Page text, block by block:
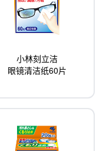
小林刻立洁
眼镜清洁纸60片